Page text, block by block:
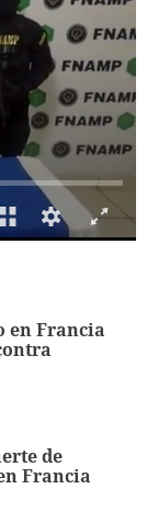
en Francia
de
Francia